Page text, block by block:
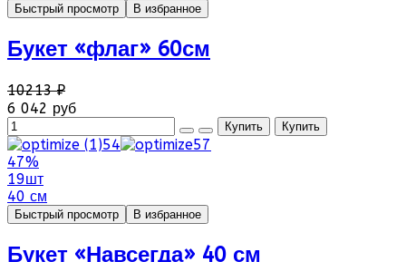
Быстрый просмотр В избранное
Букет «флаг» 60см
10213 ₽
6 042 руб
47%
19шт
40 см
Быстрый просмотр В избранное
Букет «Навсегда» 40 см